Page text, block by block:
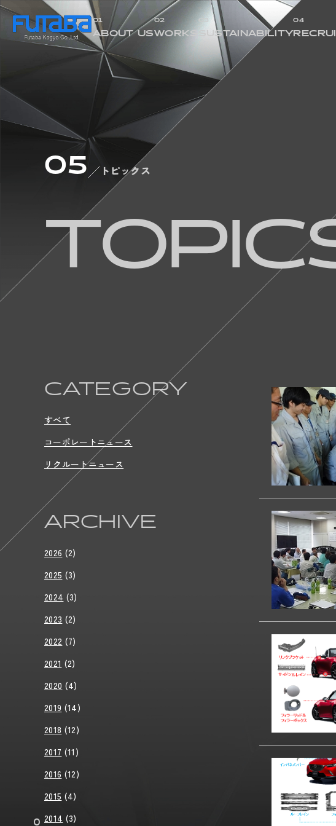
01
ABOUT US
CONCEPT
HISTORY
ACCESS
02
WORKS
PRODUCT
TECHNICAL
MACHINE
03
SUSTAINABILITY
04
05 トピックス
CATEGORY
すべて
コーポレートニュース
リクルートニュース
ARCHIVE
2026 (2)
2025 (3)
2024 (3)
2023 (2)
2022 (7)
2021 (2)
2020 (4)
2019 (14)
2018 (12)
2017 (11)
2016 (12)
2015 (4)
2014 (3)